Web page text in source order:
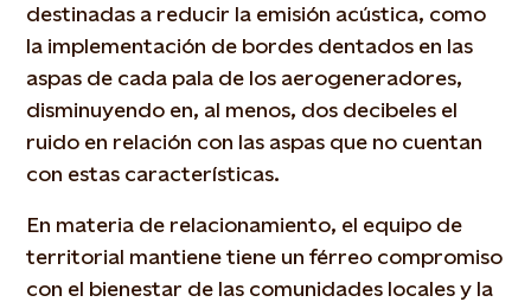
destinadas a reducir la emisión acústica, como
la implementación de bordes dentados en las
aspas de cada pala de los aerogeneradores,
disminuyendo en, al menos, dos decibeles el
ruido en relación con las aspas que no cuentan
con estas características.
En materia de relacionamiento, el equipo de
territorial mantiene tiene un férreo compromiso
con el bienestar de las comunidades locales y la